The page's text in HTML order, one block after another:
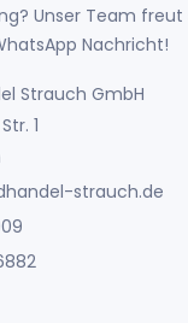
Unser Team
Nachricht!
Strauch GmbH
1
strauch.de